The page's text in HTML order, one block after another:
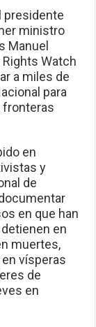
presidente
ministro
Manuel
Watch
a miles de
para
fronteras
en
y
de
en que han
en
muertes,
vísperas
de
en